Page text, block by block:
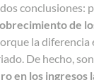
dos conclusiones:
de
la
De hecho,
en los